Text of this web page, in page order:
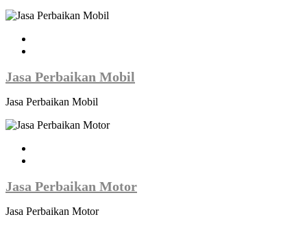
Jasa Perbaikan Mobil
Jasa Perbaikan Mobil
Jasa Perbaikan Motor
Jasa Perbaikan Motor